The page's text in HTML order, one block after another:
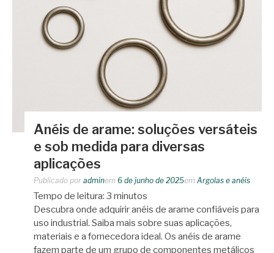
Anéis de arame: soluções versáteis
e sob medida para diversas
aplicações
Publicado por adminem 6 de junho de 2025em Argolas e anéis
Tempo de leitura: 3 minutos
Descubra onde adquirir anéis de arame confiáveis para
uso industrial. Saiba mais sobre suas aplicações,
materiais e a fornecedora ideal. Os anéis de arame
fazem parte de um grupo de componentes metálicos